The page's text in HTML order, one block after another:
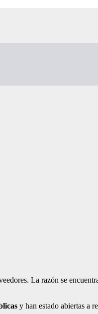
La razón se
y han estado abiertas a